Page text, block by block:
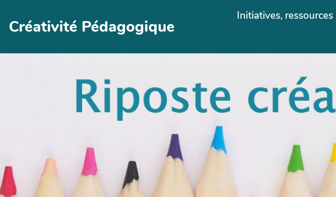
Créativité Pédagogique
Initiatives, ressources